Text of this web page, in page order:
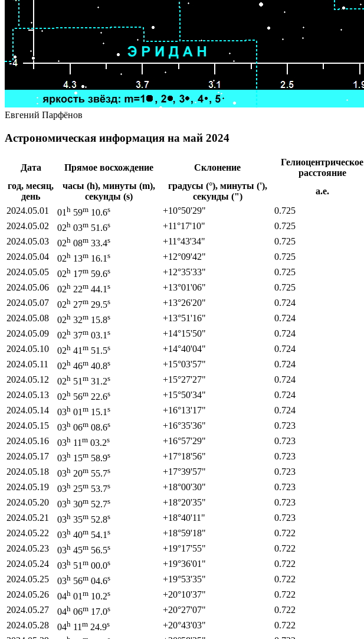
Евгений Парфёнов
Астрономическая информация на май 2024
Дата Прямое восхождение Склонение
Гелиоцентрическое
расстояние
год, месяц,
день
часы (h), минуты (m),
секунды (s)
градусы (°), минуты ('),
секунды (")
а.е.
2024.05.01
01 h 59m 10.6s +10°50'29" 0.725
2024.05.02
02h 03m 51.6s +11°17'10" 0.725
2024.05.03
02h 08m 33.4s +11°43'34" 0.725
2024.05.04
02h 13m 16.1 s +12°09'42" 0.725
2024.05.05
02h 17m 59.6s +12°35'33" 0.725
2024.05.06
02h 22m 44.1 s +13°01'06" 0.725
2024.05.07
02h 27m 29.5s +13°26'20" 0.724
2024.05.08
02h 32m 15.8s +13°51'16" 0.724
2024.05.09
02h 37m 03.1 s +14°15'50" 0.724
2024.05.10
02h 41 m 51.5s +14°40'04" 0.724
2024.05.11
02h 46m 40.8s +15°03'57" 0.724
2024.05.12
02h 51 m 31.2s +15°27'27" 0.724
2024.05.13
02h 56m 22.6s +15°50'34" 0.724
2024.05.14
03h 01 m 15.1 s +16°13'17" 0.724
2024.05.15
03h 06m 08.6s +16°35'36" 0.723
2024.05.16
03h 11 m 03.2s +16°57'29" 0.723
2024.05.17
03h 15m 58.9s +17°18'56" 0.723
2024.05.18
03h 20m 55.7s +17°39'57" 0.723
2024.05.19
03h 25m 53.7s +18°00'30" 0.723
2024.05.20
03h 30m 52.7s +18°20'35" 0.723
2024.05.21
03h 35m 52.8s +18°40'11" 0.723
2024.05.22
03h 40m 54.1 s +18°59'18" 0.722
2024.05.23
03h 45m 56.5s +19°17'55" 0.722
2024.05.24
03h 51 m 00.0s +19°36'01" 0.722
2024.05.25
03h 56m 04.6s +19°53'35" 0.722
2024.05.26
04h 01 m 10.2s +20°10'37" 0.722
2024.05.27
04h 06m 17.0s +20°27'07" 0.722
2024.05.28
04h 11 m 24.9s +20°43'03" 0.722